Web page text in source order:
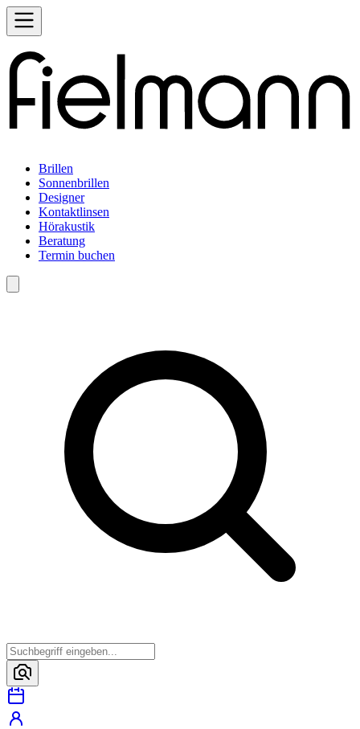
Brillen
Sonnenbrillen
Designer
Kontaktlinsen
Hörakustik
Beratung
Termin buchen